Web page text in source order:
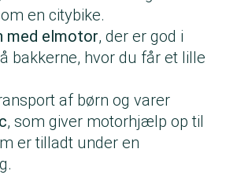
en citybike.
med elmotor, der er god i
bakkerne, hvor du får et lille
af børn og varer
, som giver motorhjælp op til
er tilladt under en